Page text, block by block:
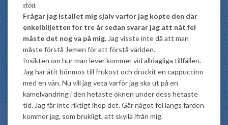
stöd.
Frågar jag istället mig själv varför jag köpte den där
enkelbiljetten för tre år sedan svarar jag att nåt fel
måste det nog va på mig. Jag visste inte då att man
måste förstå Jemen för att förstå världen.
Insikten om hur man lever kommer vid alldagliga tillfällen.
Jag har ätit bönmos till frukost och druckit en cappuccino
med en vän. Nu vill jag veta varför jag ska ut på en
kamelvandring i den hetaste öknen under dess hetaste
tid. Jag får inte riktigt ihop det. Går något fel längs färden
kommer jag, som brukligt, att skylla ifrån mig.